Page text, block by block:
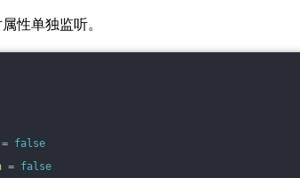
性单独监听。
= false
= false